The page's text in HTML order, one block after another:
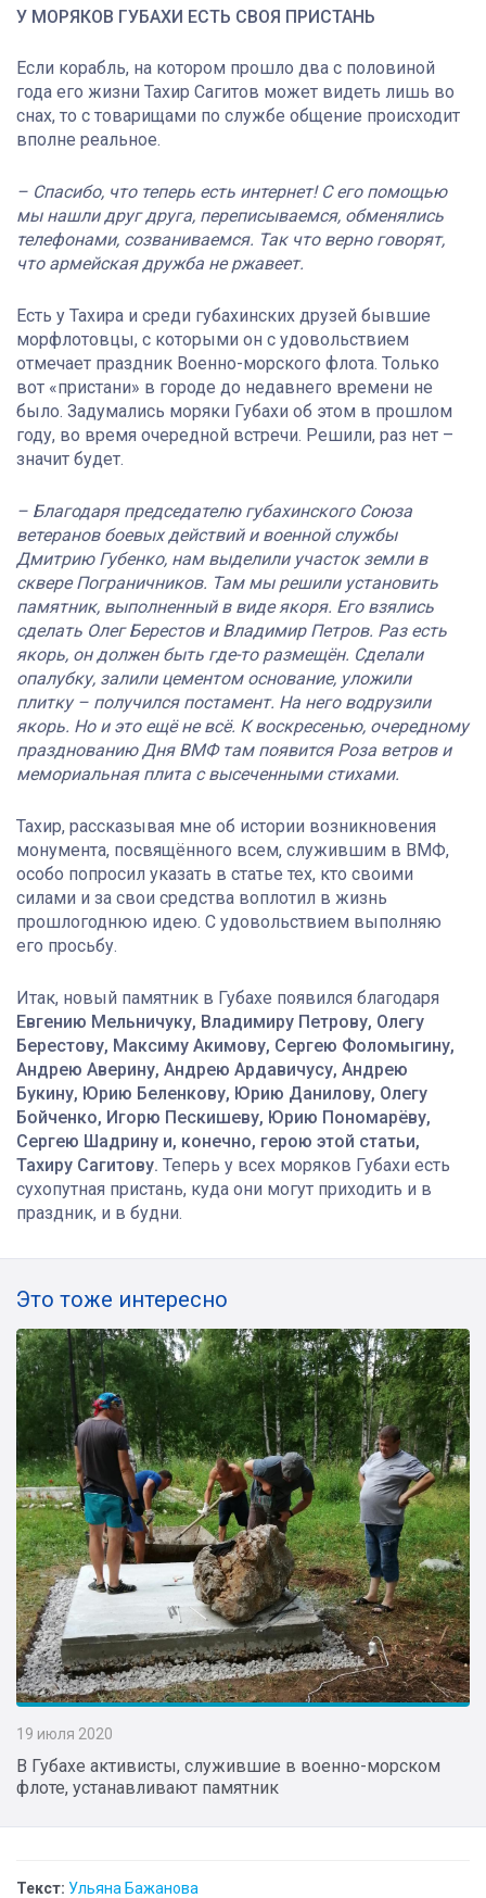
У МОРЯКОВ ГУБАХИ ЕСТЬ СВОЯ ПРИСТАНЬ
Если корабль, на котором прошло два с половиной
года его жизни Тахир Сагитов может видеть лишь во
снах, то с товарищами по службе общение происходит
вполне реальное.
– Спасибо, что теперь есть интернет! С его помощью
мы нашли друг друга, переписываемся, обменялись
телефонами, созваниваемся. Так что верно говорят,
что армейская дружба не ржавеет.
Есть у Тахира и среди губахинских друзей бывшие
морфлотовцы, с которыми он с удовольствием
отмечает праздник Военно-морского флота. Только
вот «пристани» в городе до недавнего времени не
было. Задумались моряки Губахи об этом в прошлом
году, во время очередной встречи. Решили, раз нет –
значит будет.
– Благодаря председателю губахинского Союза
ветеранов боевых действий и военной службы
Дмитрию Губенко, нам выделили участок земли в
сквере Пограничников. Там мы решили установить
памятник, выполненный в виде якоря. Его взялись
сделать Олег Берестов и Владимир Петров. Раз есть
якорь, он должен быть где-то размещён. Сделали
опалубку, залили цементом основание, уложили
плитку – получился постамент. На него водрузили
якорь. Но и это ещё не всё. К воскресенью, очередному
празднованию Дня ВМФ там появится Роза ветров и
мемориальная плита с высеченными стихами.
Тахир, рассказывая мне об истории возникновения
монумента, посвящённого всем, служившим в ВМФ,
особо попросил указать в статье тех, кто своими
силами и за свои средства воплотил в жизнь
прошлогоднюю идею. С удовольствием выполняю
его просьбу.
Итак, новый памятник в Губахе появился благодаря
Евгению Мельничуку, Владимиру Петрову, Олегу
Берестову, Максиму Акимову, Сергею Фоломыгину,
Андрею Аверину, Андрею Ардавичусу, Андрею
Букину, Юрию Беленкову, Юрию Данилову, Олегу
Бойченко, Игорю Пескишеву, Юрию Пономарёву,
Сергею Шадрину и, конечно, герою этой статьи,
Тахиру Сагитову. Теперь у всех моряков Губахи есть
сухопутная пристань, куда они могут приходить и в
праздник, и в будни.
Это тоже интересно
19 июля 2020
В Губахе активисты, служившие в военно-морском
флоте, устанавливают памятник
Текст: Ульяна Бажанова